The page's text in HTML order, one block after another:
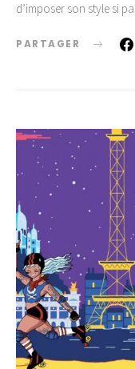
d’imposer son style si
PARTAGER